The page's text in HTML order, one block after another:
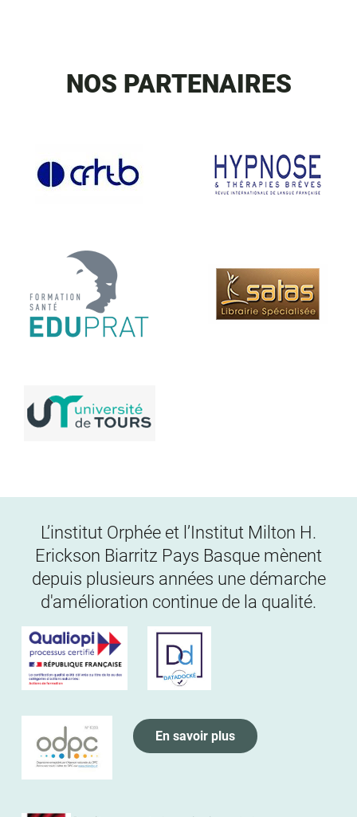
NOS PARTENAIRES
L’institut Orphée et l’Institut Milton H.
Erickson Biarritz Pays Basque mènent
depuis plusieurs années une démarche
d'amélioration continue de la qualité.
En savoir plus